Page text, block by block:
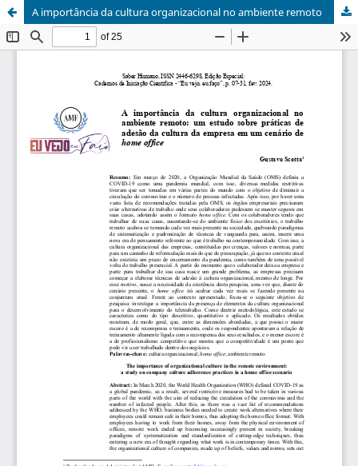
A importância da cultura organizacional no ambiente remoto